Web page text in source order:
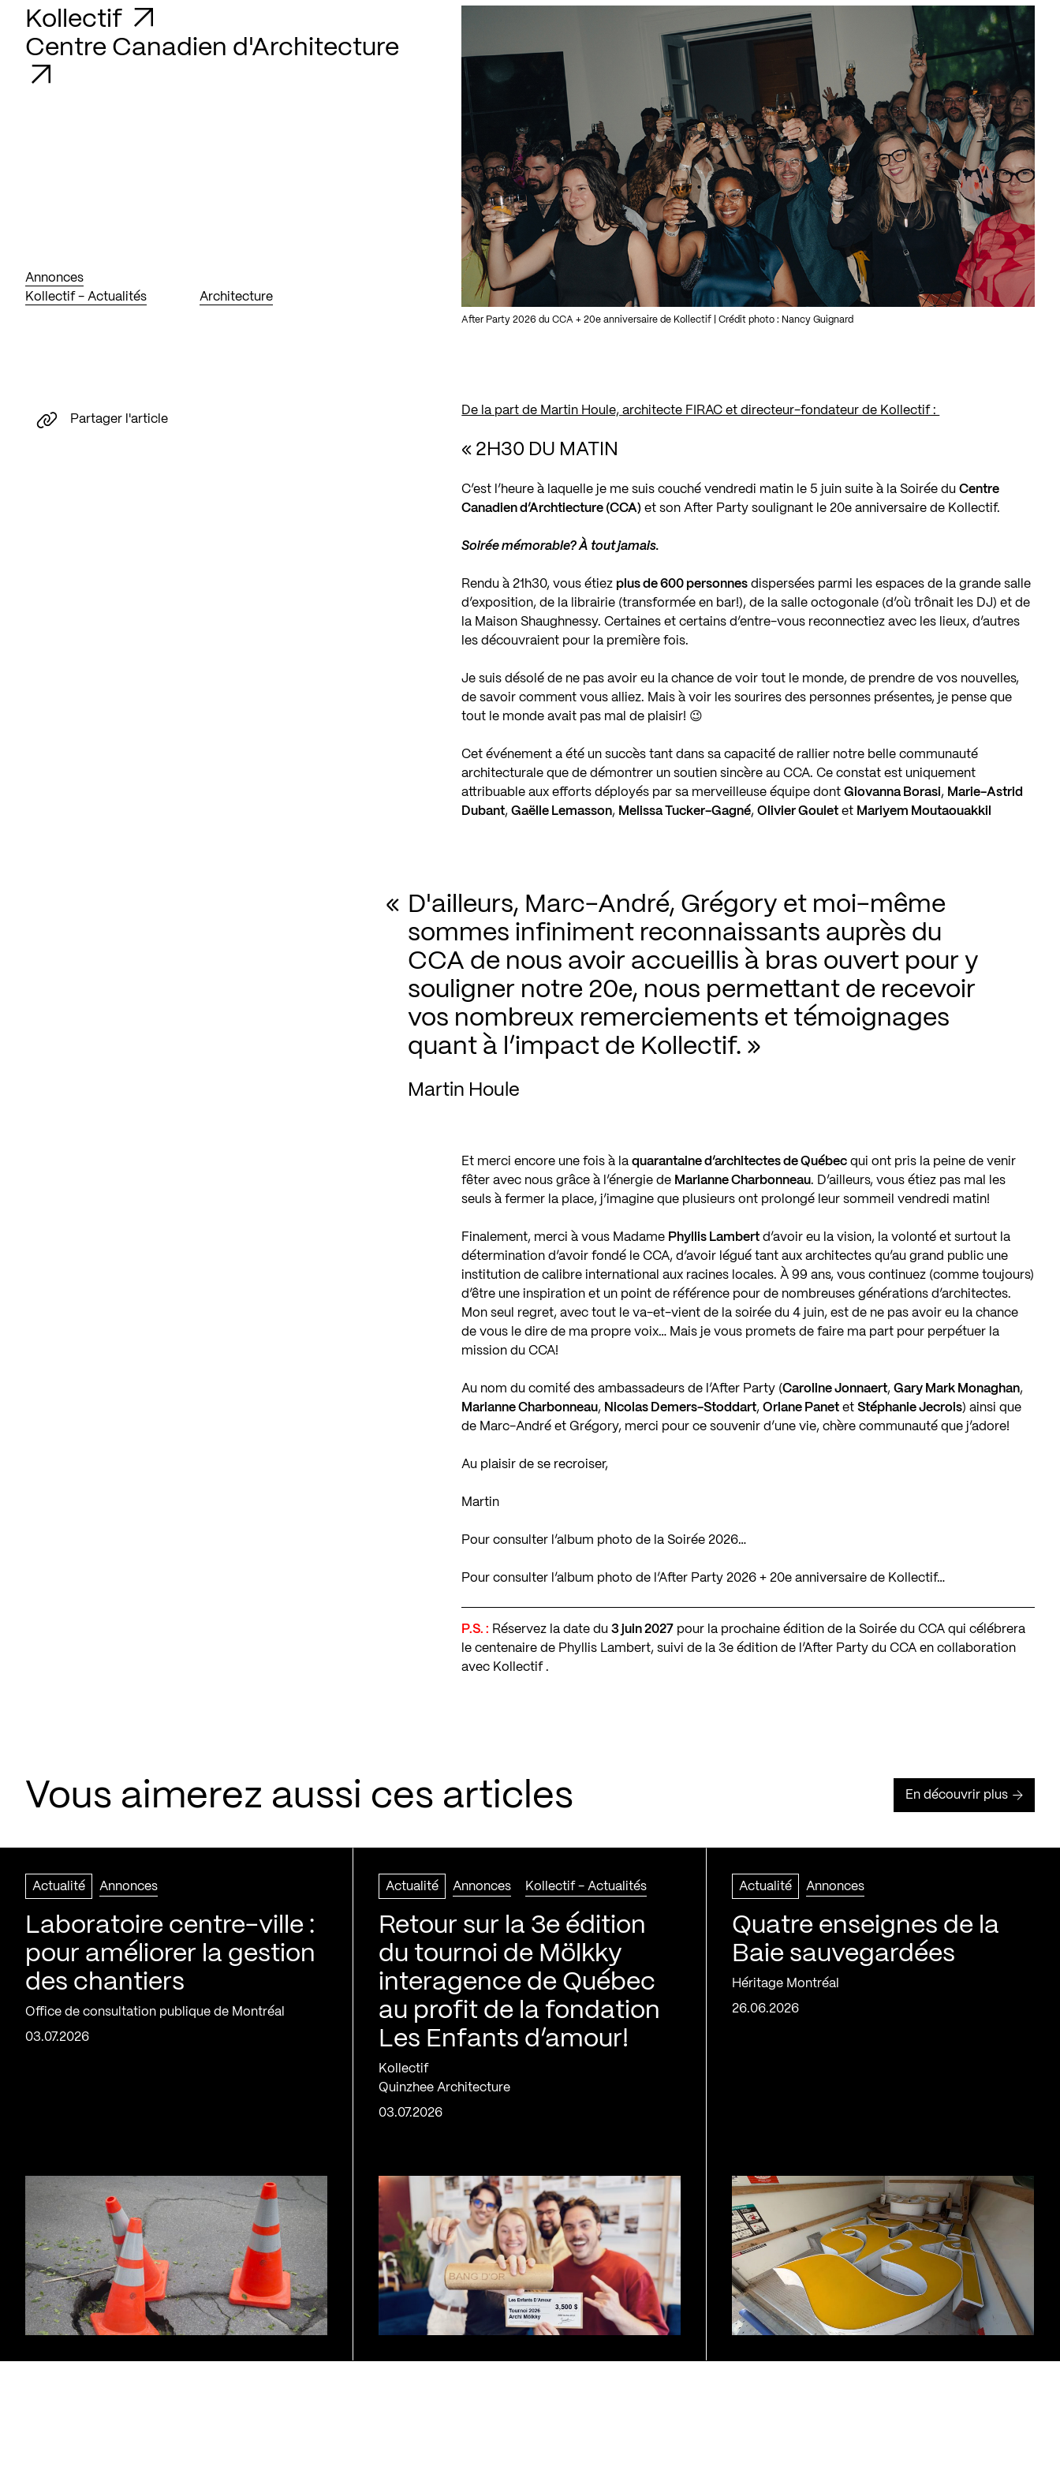
Kollectif
Centre Canadien d'Architecture
Annonces
Kollectif - Actualités
Architecture
After Party 2026 du CCA + 20e anniversaire de Kollectif | Crédit photo : Nancy Guignard
De la part de Martin Houle, architecte FIRAC et directeur-fondateur de Kollectif :
« 2H30 DU MATIN
C’est l’heure à laquelle je me suis couché vendredi matin le 5 juin suite à la Soirée duCentre
Canadien d’Archtiecture (CCA) et son After Party soulignant le 20e anniversaire de Kollectif.
Soirée mémorable? À tout jamais.
Rendu à 21h30, vous étiez plus de 600 personnes dispersées parmi les espaces de la grande salle
d’exposition, de la librairie (transformée en bar!), de la salle octogonale (d’où trônait les DJ) et de
la Maison Shaughnessy. Certaines et certains d’entre-vous reconnectiez avec les lieux, d’autres
les découvraient pour la première fois.
Je suis désolé de ne pas avoir eu la chance de voir tout le monde, de prendre de vos nouvelles,
de savoir comment vous alliez. Mais à voir les sourires des personnes présentes, je pense que
tout le monde avait pas mal de plaisir! 😉
Cet événement a été un succès tant dans sa capacité de rallier notre belle communauté
architecturale que de démontrer un soutien sincère au CCA. Ce constat est uniquement
attribuable aux efforts déployés par sa merveilleuse équipe dontGiovanna Borasi, Marie-Astrid
Dubant,Gaëlle Lemasson, Melissa Tucker-Gagné,Olivier Goulet et Mariyem Moutaouakkil
D'ailleurs, Marc-André, Grégory et moi-même
sommes infiniment reconnaissants auprès du
CCA de nous avoir accueillis à bras ouvert pour y
souligner notre 20e, nous permettant de recevoir
vos nombreux remerciements et témoignages
quant à l’impact de Kollectif.
Martin Houle
Et merci encore une fois à laquarantaine d’architectes de Québec qui ont pris la peine de venir
fêter avec nous grâce à l’énergie de Marianne Charbonneau. D’ailleurs, vous étiez pas mal les
seuls à fermer la place, j’imagine que plusieurs ont prolongé leur sommeil vendredi matin!
Finalement, merci à vous Madame Phyllis Lambert d’avoir eu la vision, la volonté et surtout la
détermination d’avoir fondé le CCA, d’avoir légué tant aux architectes qu’au grand public une
institution de calibre international aux racines locales. À 99 ans, vous continuez (comme toujours)
d’être une inspiration et un point de référence pour de nombreuses générations d’architectes.
Mon seul regret, avec tout le va-et-vient de la soirée du 4 juin, est de ne pas avoir eu la chance
de vous le dire de ma propre voix… Mais je vous promets de faire ma part pour perpétuer la
mission du CCA!
Au nom du comité des ambassadeurs de l’After Party (Caroline Jonnaert,Gary Mark Monaghan,
Marianne Charbonneau, Nicolas Demers-Stoddart,Orlane Panet etStéphanie Jecrois) ainsi que
de Marc-André et Grégory, merci pour ce souvenir d’une vie, chère communauté que j’adore!
Au plaisir de se recroiser,
Martin
Pour consulter l’album photo de la Soirée 2026…
Pour consulter l’album photo de l’After Party 2026 + 20e anniversaire de Kollectif…
P.S. : Réservez la date du3 juin 2027 pour la prochaine édition de la Soirée du CCA qui célébrera
le centenaire de Phyllis Lambert, suivi de la 3e édition de l’After Party du CCA en collaboration
avec Kollectif .
Partager l'article
Vous aimerez aussi ces articles En découvrir plus
Actualité Annonces
Laboratoire centre-ville :
pour améliorer la gestion
des chantiers
Office de consultation publique de Montréal
03.07.2026
Actualité Annonces Kollectif - Actualités
Retour sur la 3e édition
du tournoi de Mölkky
interagence de Québec
au profit de la fondation
Les Enfants d’amour!
Kollectif
Quinzhee Architecture
03.07.2026
Actualité Annonces
Quatre enseignes de la
Baie sauvegardées
Héritage Montréal
26.06.2026